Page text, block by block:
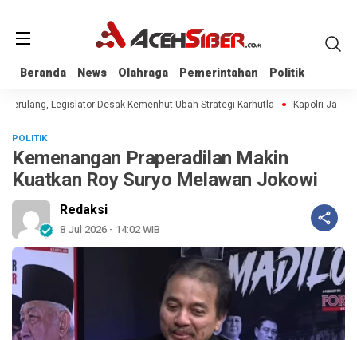
Beranda News Olahraga Pemerintahan Politik
Beranda News Olahraga Pemerintahan Politik
Legislator Desak Kemenhut Ubah Strategi Karhutla Kapolri Jadi
POLITIK
Kemenangan Praperadilan Makin
Kuatkan Roy Suryo Melawan Jokowi
Redaksi
8 Jul 2026 - 14:02 WIB